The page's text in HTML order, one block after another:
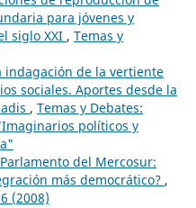
para jóvenes y
siglo XXI , Temas y
indagación de la vertiente
sociales. Aportes desde la
, Temas y Debates:
políticos y
del Mercosur:
más democrático? ,
(2008)